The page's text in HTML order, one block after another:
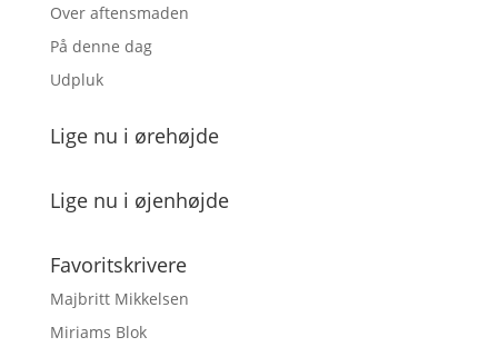
Over aftensmaden
På denne dag
Udpluk
Lige nu i ørehøjde
Lige nu i øjenhøjde
Favoritskrivere
Majbritt Mikkelsen
Miriams Blok